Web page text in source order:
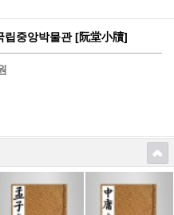
중앙박물관 [阮堂小牘]